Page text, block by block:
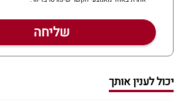
יכול לענין אותך